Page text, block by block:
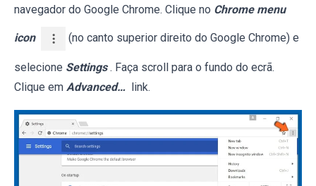
navegador do Google Chrome. Clique no Chrome menu
icon (no canto superior direito do Google Chrome) e
selecione Settings . Faça scroll para o fundo do ecrã.
Clique em Advanced… link.